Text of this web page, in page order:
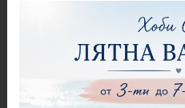
Бои за коприна и текстил
Бои за свещи Cadence